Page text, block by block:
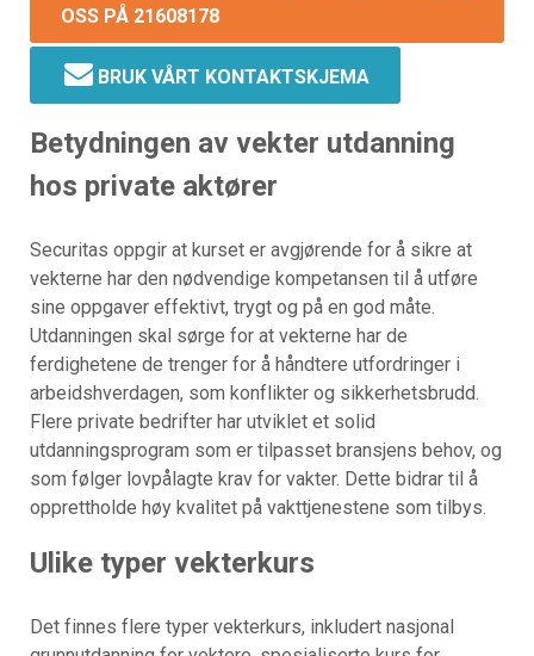
OSS PÅ 21608178
BRUK VÅRT KONTAKTSKJEMA
Betydningen av vekter utdanning
hos private aktører
Securitas oppgir at kurset er avgjørende for å sikre at
vekterne har den nødvendige kompetansen til å utføre
sine oppgaver effektivt, trygt og på en god måte.
Utdanningen skal sørge for at vekterne har de
ferdighetene de trenger for å håndtere utfordringer i
arbeidshverdagen, som konflikter og sikkerhetsbrudd.
Flere private bedrifter har utviklet et solid
utdanningsprogram som er tilpasset bransjens behov, og
som følger lovpålagte krav for vakter. Dette bidrar til å
opprettholde høy kvalitet på vakttjenestene som tilbys.
Ulike typer vekterkurs
Det finnes flere typer vekterkurs, inkludert nasjonal